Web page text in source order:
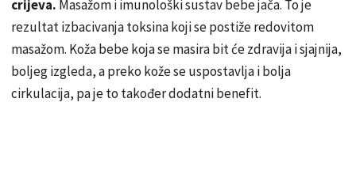
crijeva. Masažom i imunološki sustav bebe jača. To je
rezultat izbacivanja toksina koji se postiže redovitom
masažom. Koža bebe koja se masira bit će zdravija i sjajnija,
boljeg izgleda, a preko kože se uspostavlja i bolja
cirkulacija, pa je to također dodatni benefit.